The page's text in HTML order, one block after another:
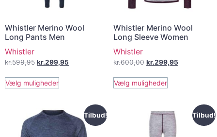
Whistler Merino Wool
Long Pants Men
Whistler
kr.599,95 kr.299,95
Vælg muligheder
Whistler Merino Wool
Long Sleeve Women
Whistler
kr.600,00 kr.299,95
Vælg muligheder
Tilbud! Tilbud!